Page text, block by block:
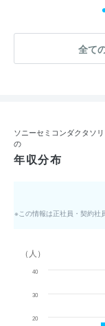
全て
ソニーセミコンダクタソ
の
年収分布
※この情報は正社員・契約社
（人）
20
30
40